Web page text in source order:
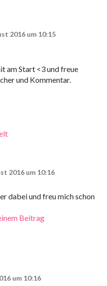
2016 um 10:15
am Start <3 und freue
und Kommentar.
2016 um 10:16
dabei und freu mich schon
Beitrag
um 10:16